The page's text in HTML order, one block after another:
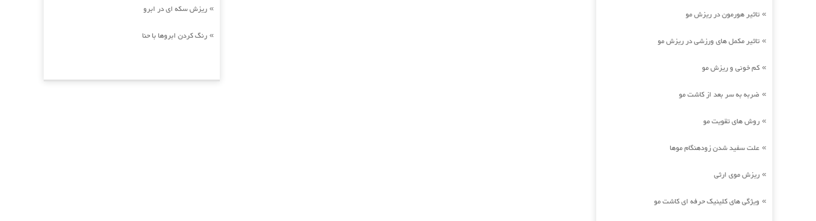
» ریزش سکه ای در ابرو
» رنگ کردن ابروها با حنا
» تاثیر هورمون در ریزش مو
» تاثیر مکمل های ورزشی در ریزش مو
» کم خونی و ریزش مو
» ضربه به سر بعد از کاشت مو
» روش های تقویت مو
» علت سفید شدن زودهنگام موها
» ریزش موی ارثی
» ویژگی های کلینیک حرفه ای کاشت مو